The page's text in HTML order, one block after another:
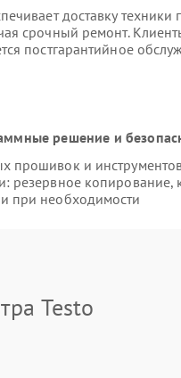
доставку
срочный ремонт.
постгарантийное
решение и
прошивок и
резервное копирование,
при необходимости
Testo